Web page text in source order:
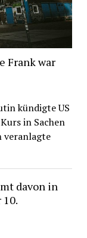
Frank war
kündigte US
in Sachen
veranlagte
davon in